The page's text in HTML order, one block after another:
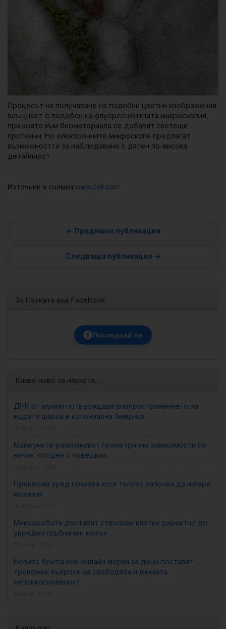
Процесът на получаване на подобни цветни изображения
всъщност е подобен на флуоресцентната микроскопия,
при която към биоматериала се добавят светещи
протеини. Но електронните микроскопи предлагат
възможността за наблюдаване с далеч по-висока
детайлност.
Източник и снимки:www.cell.com
За Науката във Facebook
f Последвай ни
Какво ново за науката…
ДНК от мумии потвърждава разпространението на
едрата шарка в колониална Америка
Маймуните разпознават геометрични зависимости по
начин, сходен с човешкия
Преносим уред показва кога тялото започва да изгаря
мазнини
Микророботи доставят стволови клетки директно до
увреден гръбначен мозък
Новите британски онлайн мерки за деца поставят
тревожни въпроси за свободата и личната
неприкосновеност